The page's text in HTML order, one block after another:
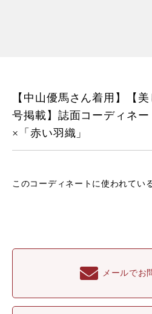
【中山優馬さん着用】【
号掲載】誌面コーディネー
×「赤い羽織」
このコーディネートに使われてい
メールでお